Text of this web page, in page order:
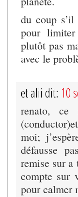
du coup
pour limiter
plutôt pas
avec le
et alii dit: 10
renato, ce
moi;
défausse
remise sur a
compte sur
pour calmer